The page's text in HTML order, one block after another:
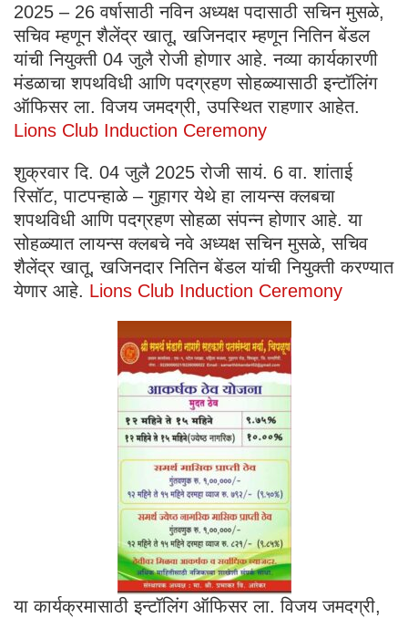
2025 – 26 वर्षासाठी नविन अध्यक्ष पदासाठी सचिन मुसळे,
सचिव म्हणून शैलेंद्र खातू, खजिनदार म्हणून नितिन बेंडल
यांची नियुक्ती 04 जुलै रोजी होणार आहे. नव्या कार्यकारणी
मंडळाचा शपथविधी आणि पदग्रहण सोहळ्यासाठी इन्टॉलिंग
ऑफिसर ला. विजय जमदग्री, उपस्थित राहणार आहेत.
Lions Club Induction Ceremony
शुक्रवार दि. 04 जुलै 2025 रोजी सायं. 6 वा. शांताई
रिसॉट, पाटपन्हाळे – गुहागर येथे हा लायन्स क्लबचा
शपथविधी आणि पदग्रहण सोहळा संपन्न होणार आहे. या
सोहळ्यात लायन्स क्लबचे नवे अध्यक्ष सचिन मुसळे, सचिव
शैलेंद्र खातू, खजिनदार नितिन बेंडल यांची नियुक्ती करण्यात
येणार आहे. Lions Club Induction Ceremony
या कार्यक्रमासाठी इन्टॉलिंग ऑफिसर ला. विजय जमदग्री,